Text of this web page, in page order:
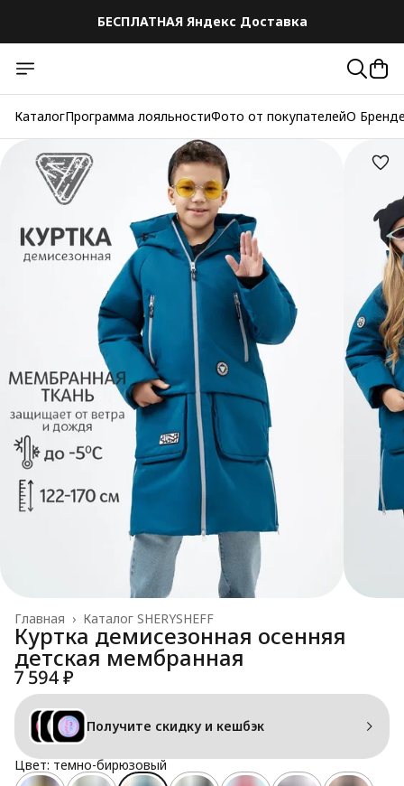
БЕСПЛАТНАЯ Яндекс Доставка
КаталогПрограмма лояльностиФото от покупателейО
Каталог SHERYSHEFF
Главная ›
Куртка демисезонная осенняя
детская мембранная
7 594 ₽
Получите скидку и кешбэк
Цвет: темно-бирюзовый